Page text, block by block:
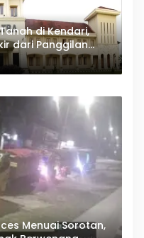
di Kendari,
dari Panggilan
Menuai Sorotan,